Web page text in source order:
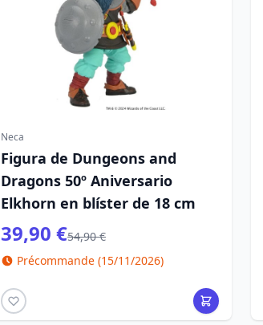
Neca
Figura de Dungeons and
Dragons 50º Aniversario
Elkhorn en blíster de 18 cm
39,90 €54,90 €
Précommande (15/11/2026)